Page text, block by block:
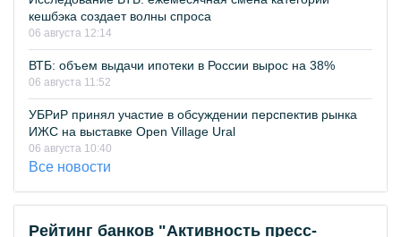
кешбэка создает волны спроса
06 августа 12:14
ВТБ: объем выдачи ипотеки в России вырос на 38%
06 августа 11:52
УБРиР принял участие в обсуждении перспектив рынка
ИЖС на выставке Open Village Ural
06 августа 10:40
Все новости
Рейтинг банков "Активность пресс-